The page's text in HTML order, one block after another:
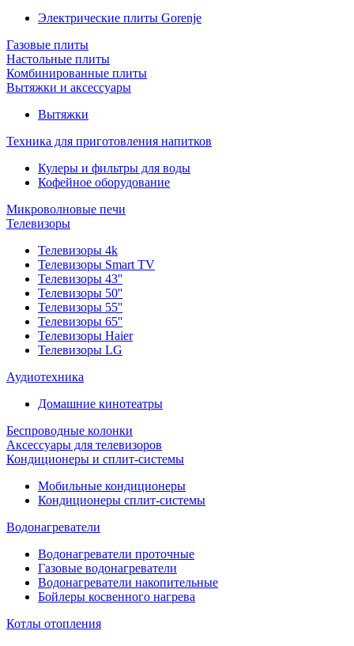
Электрические плиты Gorenje
Газовые плиты
Настольные плиты
Комбинированные плиты
Вытяжки и аксессуары
Вытяжки
Техника для приготовления напитков
Кулеры и фильтры для воды
Кофейное оборудование
Микроволновые печи
Телевизоры
Телевизоры 4k
Телевизоры Smart TV
Телевизоры 43''
Телевизоры 50''
Телевизоры 55''
Телевизоры 65''
Телевизоры Haier
Телевизоры LG
Аудиотехника
Домашние кинотеатры
Беспроводные колонки
Аксессуары для телевизоров
Кондиционеры и сплит-системы
Мобильные кондиционеры
Кондиционеры сплит-системы
Водонагреватели
Водонагреватели проточные
Газовые водонагреватели
Водонагреватели накопительные
Бойлеры косвенного нагрева
Котлы отопления